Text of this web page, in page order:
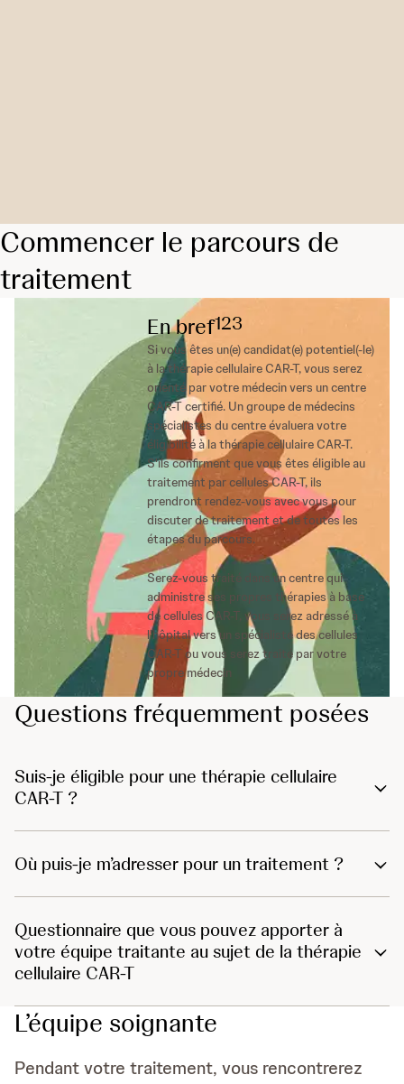
Commencer le parcours de
traitement
En bref123
Si vous êtes un(e) candidat(e) potentiel(-le)
à la thérapie cellulaire CAR-T, vous serez
orienté par votre médecin vers un centre
CAR-T certifié. Un groupe de médecins
spécialistes du centre évaluera votre
éligibilité à la thérapie cellulaire CAR-T.
S'ils confirment que vous êtes éligible au
traitement par cellules CAR-T, ils
prendront rendez-vous avec vous pour
discuter de traitement et de toutes les
étapes du parcours.
Serez-vous traité dans un centre qui
administre ses propres thérapies à base
de cellules CAR-T, vous serez adressé à
l'hôpital vers un spécialiste des cellules
CAR-T ou vous serez traité par votre
propre médecin
Questions fréquemment posées
Suis-je éligible pour une thérapie cellulaire
CAR-T ?
Où puis-je m’adresser pour un traitement ?
Questionnaire que vous pouvez apporter à
votre équipe traitante au sujet de la thérapie
cellulaire CAR-T
L’équipe soignante
Pendant votre traitement, vous rencontrerez